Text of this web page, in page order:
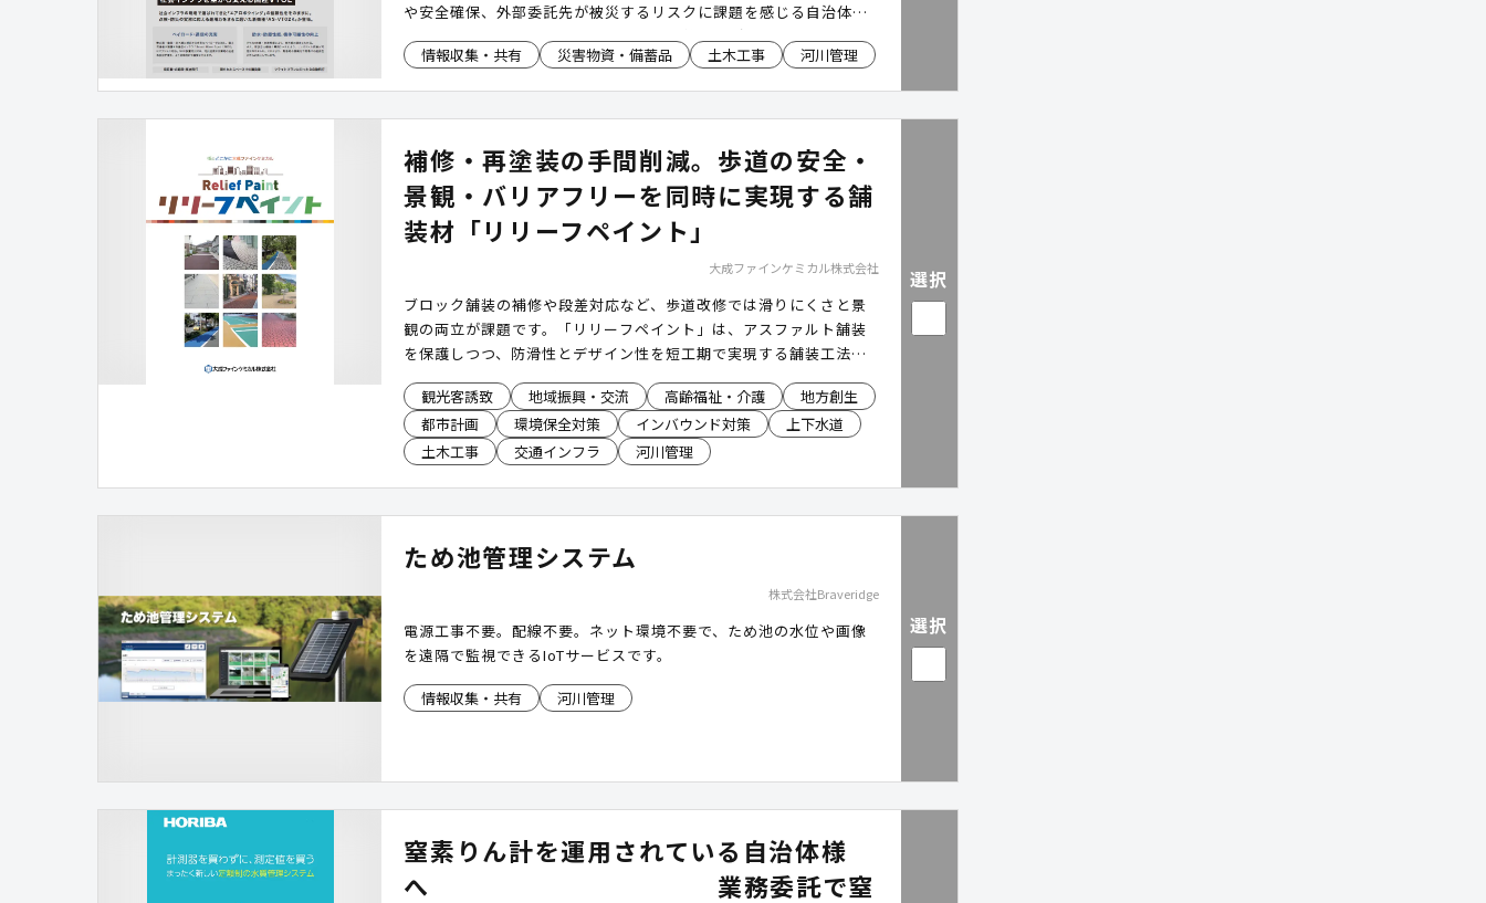
や安全確保、外部委託先が被災するリスクに課題を感じる自治体も
少なくありません。本サービスは、長距離飛行が可能なドローン
と、撮影後の解析を支援する仕組みにより、職員による自主運用体
情報収集・共有 災害物資・備蓄品 土木工事 河川管理
補修・再塗装の手間削減。歩道の安全・
景観・バリアフリーを同時に実現する舗
装材「リリーフペイント」
大成ファインケミカル株式会社
ブロック舗装の補修や段差対応など、歩道改修では滑りにくさと景
観の両立が課題です。「リリーフペイント」は、アスファルト舗装
を保護しつつ、防滑性とデザイン性を短工期で実現する舗装工法。
高い耐候性とほとんど段差のない仕上げで転倒リスクと維持コスト
を同時に軽減します。公園・歩道・公共施設など、幅広い場所で導
入が進む安全で美しい舗装技術です。
観光客誘致 地域振興・交流 高齢福祉・介護
地方創生
都市計画
環境保全対策 インバウンド対策
上下水道
土木工事
交通インフラ 河川管理
選択
ため池管理システム
株式会社Braveridge
電源工事不要。配線不要。ネット環境不要で、ため池の水位や画像
を遠隔で監視できるIoTサービスです。
情報収集・共有 河川管理
選択
窒素りん計を運用されている自治体様
へ 業務委託で窒